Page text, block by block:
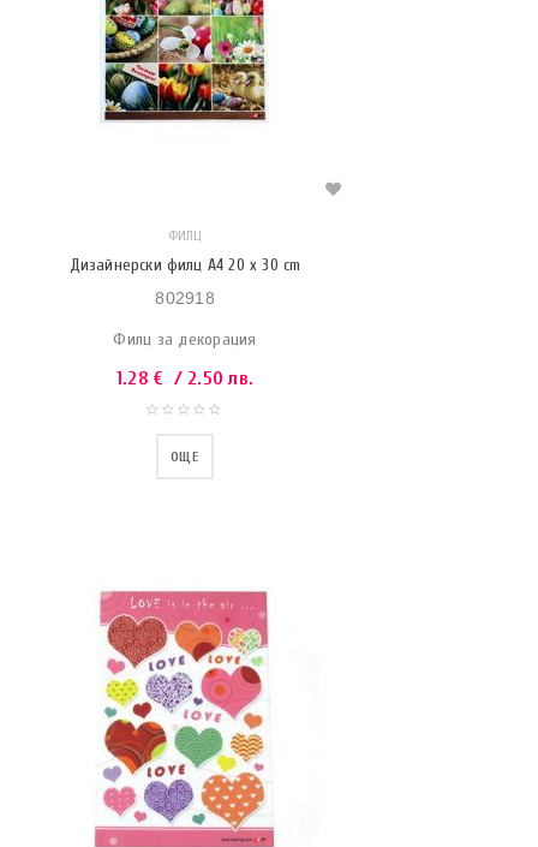
ФИЛЦ
Дизайнерски филц A4 20 x 30 cm
802918
Филц за декорация
1.28€ / 2.50 лв.
ОЩЕ